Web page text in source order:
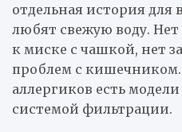
отдельная история для
любят свежую воду.
к миске с чашкой, нет
проблем с кишечником.
аллергиков есть
системой фильтрации.